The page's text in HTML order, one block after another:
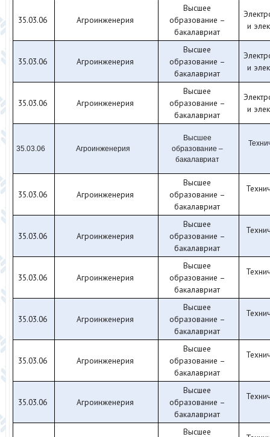
35.03.06 Агроинженерия
Высшее
образование –
бакалавриат
и
35.03.06 Агроинженерия
Высшее
образование –
бакалавриат
и
35.03.06 Агроинженерия
Высшее
образование –
бакалавриат
и
35.03.06 Агроинженерия
Высшее
образование –
бакалавриат
35.03.06 Агроинженерия
Высшее
образование –
бакалавриат
35.03.06 Агроинженерия
Высшее
образование –
бакалавриат
35.03.06 Агроинженерия
Высшее
образование –
бакалавриат
35.03.06 Агроинженерия
Высшее
образование –
бакалавриат
35.03.06 Агроинженерия
Высшее
образование –
бакалавриат
35.03.06 Агроинженерия
Высшее
образование –
бакалавриат
Высшее